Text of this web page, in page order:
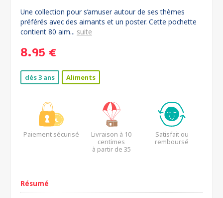
Une collection pour s’amuser autour de ses thèmes
préférés avec des aimants et un poster. Cette pochette
contient 80 aim... suite
8.95 €
dès 3 ans Aliments
Paiement sécurisé
Livraison à 10
centimes
à partir de 35
Satisfait ou
remboursé
Résumé